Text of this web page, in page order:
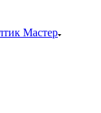
Мастер